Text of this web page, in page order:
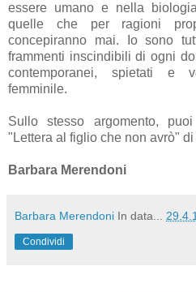
essere umano e nella
quelle che per ragioni
concepiranno mai. Io sono
frammenti inscindibili di ogni
contemporanei, spietati e
femminile.
Sullo stesso argomento,
"Lettera al figlio che non avrò"
Barbara Merendoni
Barbara Merendoni In data...
Condividi